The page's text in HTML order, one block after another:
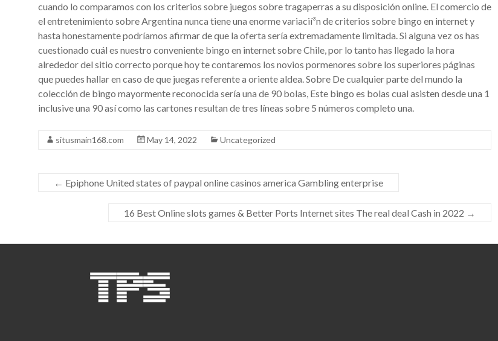
cuando lo comparamos con los criterios sobre juegos sobre tragaperras a su disposición online. El comercio de
el entretenimiento sobre Argentina nunca tiene una enorme variacií³n de criterios sobre bingo en internet y
hasta honestamente podrí­amos afirmar de que la oferta serí­a extremadamente limitada. Si alguna vez os has
cuestionado cuál es nuestro conveniente bingo en internet sobre Chile, por lo tanto has llegado la hora
alrededor del sitio correcto porque hoy te contaremos los novios pormenores sobre los superiores páginas
que puedes hallar en caso de que juegas referente a oriente aldea. Sobre De cualquier parte del mundo la
colección de bingo mayormente reconocida serí­a una de 90 bolas, Este bingo es bolas cual asisten desde una 1
inclusive una 90 así­ como las cartones resultan de tres líneas sobre 5 números completo una.
situsmain168.com May 14, 2022 Uncategorized
← Epiphone United states of paypal online casinos america Gambling enterprise
16 Best Online slots games & Better Ports Internet sites The real deal Cash in 2022 →